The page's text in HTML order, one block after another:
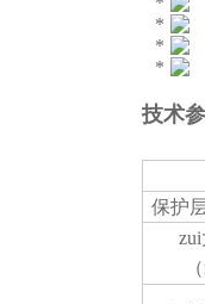
技术
保护
（